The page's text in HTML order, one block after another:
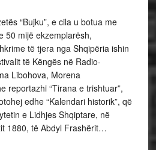
“Bujku”, e cila u botua me
50 mijë ekzemplarësh,
të tjera nga Shqipëria ishin
të Këngës në Radio-
Libohova, Morena
reportazhi “Tirana e trishtuar”,
edhe “Kalendari historik”, që
e Lidhjes Shqiptare, në
1880, të Abdyl Frashërit…